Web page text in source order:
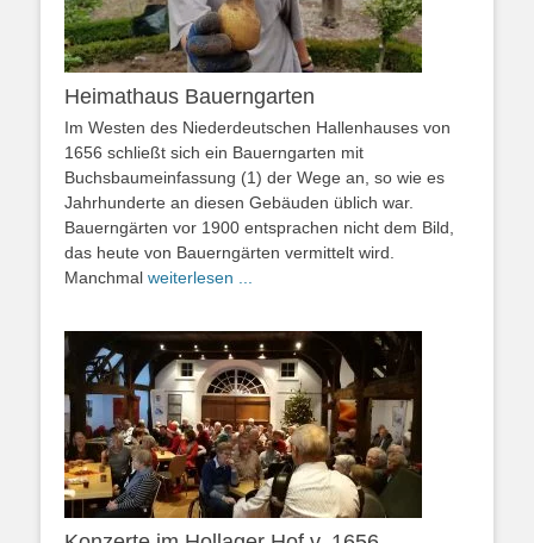
Heimathaus Bauerngarten
Im Westen des Niederdeutschen Hallenhauses von
1656 schließt sich ein Bauerngarten mit
Buchsbaumeinfassung (1) der Wege an, so wie es
Jahrhunderte an diesen Gebäuden üblich war.
Bauerngärten vor 1900 entsprachen nicht dem Bild,
das heute von Bauerngärten vermittelt wird.
Manchmal weiterlesen ...